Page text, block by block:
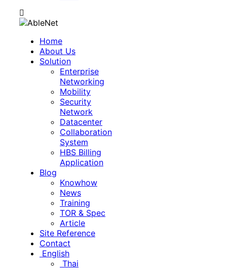
Home
About Us
Solution
Enterprise
Networking
Mobility
Security
Network
Datacenter
Collaboration
System
HBS Billing
Application
Blog
Knowhow
News
Training
TOR & Spec
Article
Site Reference
Contact
English
Thai